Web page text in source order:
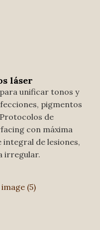
láser
unificar tonos y
pigmentos
de
con máxima
integral de lesiones,
irregular.